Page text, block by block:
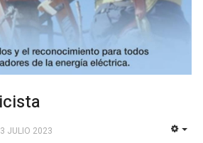
JULIO 2023